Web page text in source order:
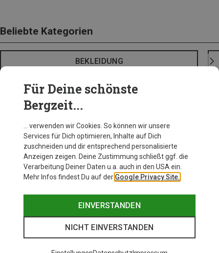
Beliebte Kategorien
BEKLEIDUNG
Für Deine schönste
Bergzeit...
… verwenden wir Cookies. So können wir unsere
Services für Dich optimieren, Inhalte auf Dich
zuschneiden und dir entsprechend personalisierte
Anzeigen zeigen. Deine Zustimmung schließt ggf. die
Verarbeitung Deiner Daten u.a. auch in den USA ein.
Mehr Infos findest Du auf der Google Privacy Site.
EINVERSTANDEN
NICHT EINVERSTANDEN